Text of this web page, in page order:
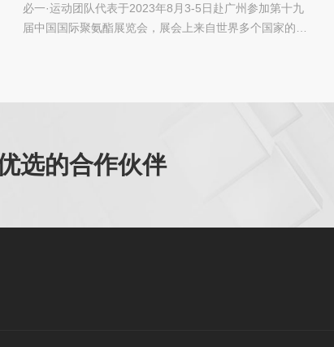
必一·运动团队代表于2023年8月3-5日赴广州参加第十九
届中国国际聚氨酯展览会，展会上来自世界多个国家的潜
选的合作伙伴